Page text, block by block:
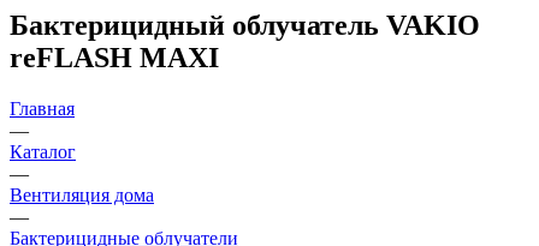
Бактерицидный облучатель VAKIO
reFLASH MAXI
Главная
—
Каталог
—
Вентиляция дома
—
Бактерицидные облучатели